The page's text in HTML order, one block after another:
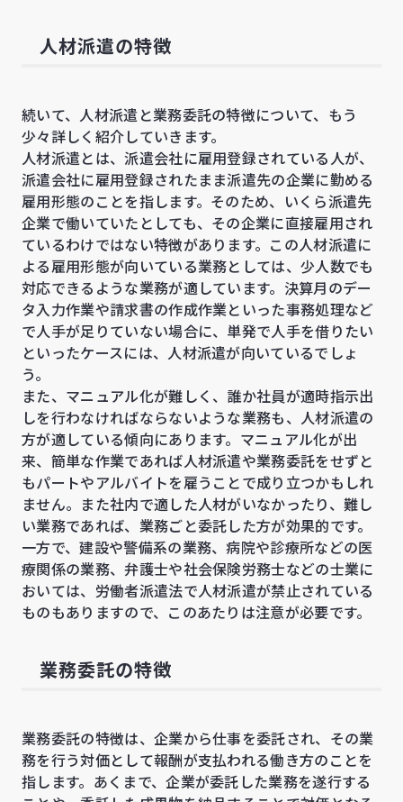
人材派遣の特徴
続いて、人材派遣と業務委託の特徴について、もう
少々詳しく紹介していきます。
人材派遣とは、派遣会社に雇用登録されている人が、
派遣会社に雇用登録されたまま派遣先の企業に勤める
雇用形態のことを指します。そのため、いくら派遣先
企業で働いていたとしても、その企業に直接雇用され
ているわけではない特徴があります。この人材派遣に
よる雇用形態が向いている業務としては、少人数でも
対応できるような業務が適しています。決算月のデー
タ入力作業や請求書の作成作業といった事務処理など
で人手が足りていない場合に、単発で人手を借りたい
といったケースには、人材派遣が向いているでしょ
う。
また、マニュアル化が難しく、誰か社員が適時指示出
しを行わなければならないような業務も、人材派遣の
方が適している傾向にあります。マニュアル化が出
来、簡単な作業であれば人材派遣や業務委託をせずと
もパートやアルバイトを雇うことで成り立つかもしれ
ません。また社内で適した人材がいなかったり、難し
い業務であれば、業務ごと委託した方が効果的です。
一方で、建設や警備系の業務、病院や診療所などの医
療関係の業務、弁護士や社会保険労務士などの士業に
おいては、労働者派遣法で人材派遣が禁止されている
ものもありますので、このあたりは注意が必要です。
業務委託の特徴
業務委託の特徴は、企業から仕事を委託され、その業
務を行う対価として報酬が支払われる働き方のことを
指します。あくまで、企業が委託した業務を遂行する